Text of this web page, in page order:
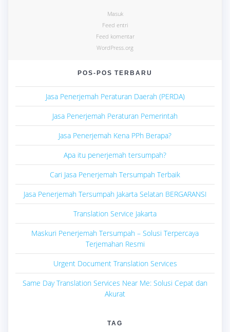
Masuk
Feed entri
Feed komentar
WordPress.org
POS-POS TERBARU
Jasa Penerjemah Peraturan Daerah (PERDA)
Jasa Penerjemah Peraturan Pemerintah
Jasa Penerjemah Kena PPh Berapa?
Apa itu penerjemah tersumpah?
Cari Jasa Penerjemah Tersumpah Terbaik
Jasa Penerjemah Tersumpah Jakarta Selatan BERGARANSI
Translation Service Jakarta
Maskuri Penerjemah Tersumpah – Solusi Terpercaya
Terjemahan Resmi
Urgent Document Translation Services
Same Day Translation Services Near Me: Solusi Cepat dan
Akurat
TAG